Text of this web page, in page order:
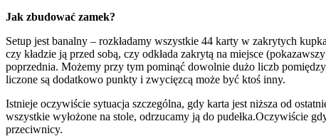
Jak zbudować zamek?
Setup jest banalny – rozkładamy wszystkie 44 karty w zakrytych
czy kładzie ją przed sobą, czy odkłada zakrytą na miejsce
poprzednia. Możemy przy tym pominąć dowolnie dużo liczb
liczone są dodatkowo punkty i zwycięzcą może być ktoś inny.
Istnieje oczywiście sytuacja szczególna, gdy karta jest niższa od
wszystkie wyłożone na stole, odrzucamy ją do pudełka.Oczywiście
przeciwnicy.